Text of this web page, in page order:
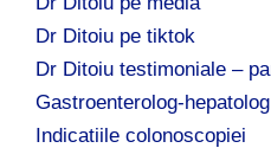
Dr Ditoiu pe tiktok
Dr Ditoiu testimoniale –
Gastroenterolog-
Indicatiile colonoscopiei